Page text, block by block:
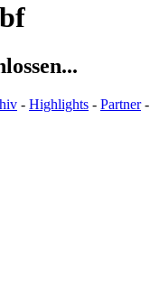
- Highlights - Partner-